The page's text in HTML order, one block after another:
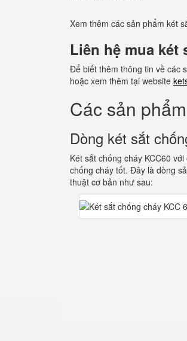
Xem thêm các sản phẩm két
Liên hệ mua két
Để biết thêm thông tin về các
hoặc xem thêm tại website
Các sản
Dòng két sắt
Két sắt chống cháy KCC60
chống cháy tốt. Đây là dòng
thuật cơ bản như sau: